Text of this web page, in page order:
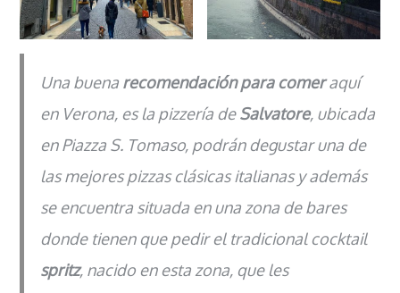
Una buena recomendación para comeraquí
en Verona, es la pizzería deSalvatore, ubicada
en Piazza S. Tomaso, podrán degustar una de
las mejores pizzas clásicas italianas y además
se encuentra situada en una zona de bares
donde tienen que pedir el tradicional cocktail
spritz, nacido en esta zona, que les